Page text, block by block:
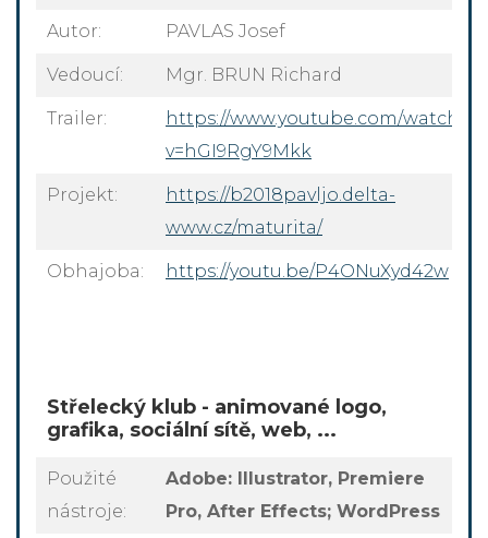
Autor: PAVLAS Josef
Vedoucí: Mgr. BRUN Richard
Trailer:
https://www.youtube.com/watch?
v=hGI9RgY9Mkk
Projekt:
https://b2018pavljo.delta-
www.cz/maturita/
Obhajoba: https://youtu.be/P4ONuXyd42w
Střelecký klub - animované logo,
grafika, sociální sítě, web, ...
Použité
nástroje:
Adobe: Illustrator, Premiere
Pro, After Effects; WordPress